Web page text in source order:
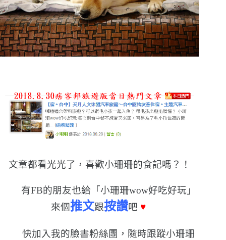
文章都看光光了，喜歡小珊珊的食記嗎？！
有FB的朋友也給「小珊珊wow好吃好玩」
來個推文跟按讚吧 ♥
快加入我的臉書粉絲團，隨時跟蹤小珊珊